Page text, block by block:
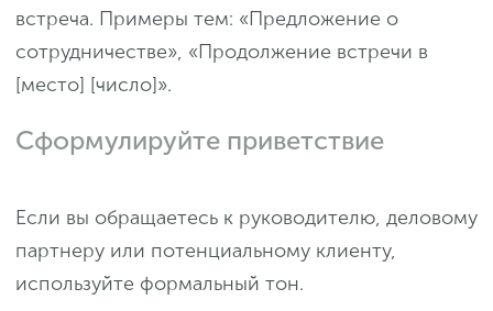
встреча. Примеры тем: «Предложение о
сотрудничестве», «Продолжение встречи в
[место] [число]».
Сформулируйте приветствие
Если вы обращаетесь к руководителю, деловому
партнеру или потенциальному клиенту,
используйте формальный тон.